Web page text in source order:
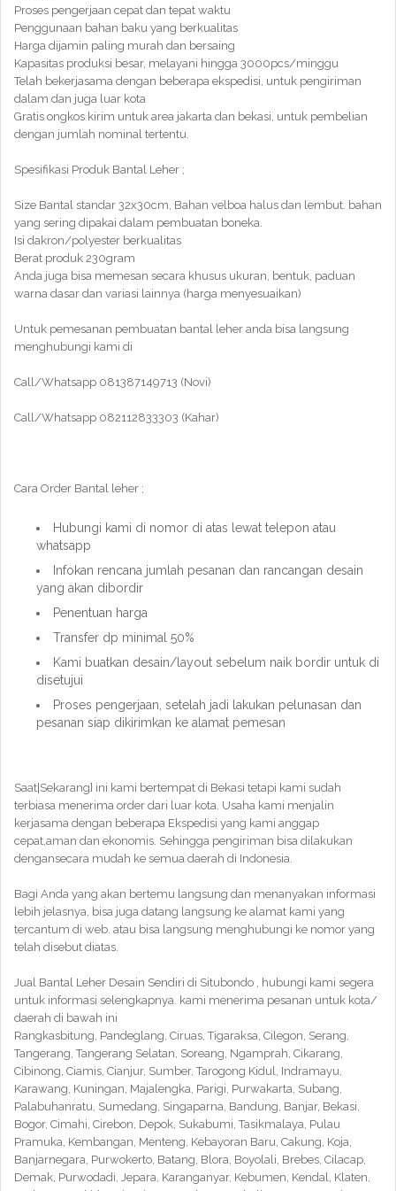
Proses pengerjaan cepat dan tepat waktu
Penggunaan bahan baku yang berkualitas
Harga dijamin paling murah dan bersaing
Kapasitas produksi besar, melayani hingga 3000pcs/minggu
Telah bekerjasama dengan beberapa ekspedisi, untuk pengiriman
dalam dan juga luar kota
Gratis ongkos kirim untuk area jakarta dan bekasi, untuk pembelian
dengan jumlah nominal tertentu.
Spesifikasi Produk Bantal Leher ;
Size Bantal standar 32x30cm, Bahan velboa halus dan lembut. bahan
yang sering dipakai dalam pembuatan boneka.
Isi dakron/polyester berkualitas
Berat produk 230gram
Anda juga bisa memesan secara khusus ukuran, bentuk, paduan
warna dasar dan variasi lainnya (harga menyesuaikan)
Untuk pemesanan pembuatan bantal leher anda bisa langsung
menghubungi kami di
Call/Whatsapp 081387149713 (Novi)
Call/Whatsapp 082112833303 (Kahar)
Cara Order Bantal leher ;
Hubungi kami di nomor di atas lewat telepon atau
whatsapp
Infokan rencana jumlah pesanan dan rancangan desain
yang akan dibordir
Penentuan harga
Transfer dp minimal 50%
Kami buatkan desain/layout sebelum naik bordir untuk di
disetujui
Proses pengerjaan, setelah jadi lakukan pelunasan dan
pesanan siap dikirimkan ke alamat pemesan
Saat|Sekarang} ini kami bertempat di Bekasi tetapi kami sudah
terbiasa menerima order dari luar kota. Usaha kami menjalin
kerjasama dengan beberapa Ekspedisi yang kami anggap
cepat,aman dan ekonomis. Sehingga pengiriman bisa dilakukan
dengansecara mudah ke semua daerah di Indonesia.
Bagi Anda yang akan bertemu langsung dan menanyakan informasi
lebih jelasnya, bisa juga datang langsung ke alamat kami yang
tercantum di web. atau bisa langsung menghubungi ke nomor yang
telah disebut diatas.
Jual Bantal Leher Desain Sendiri di Situbondo , hubungi kami segera
untuk informasi selengkapnya. kami menerima pesanan untuk kota/
daerah di bawah ini
Rangkasbitung, Pandeglang, Ciruas, Tigaraksa, Cilegon, Serang,
Tangerang, Tangerang Selatan, Soreang, Ngamprah, Cikarang,
Cibinong, Ciamis, Cianjur, Sumber, Tarogong Kidul, Indramayu,
Karawang, Kuningan, Majalengka, Parigi, Purwakarta, Subang,
Palabuhanratu, Sumedang, Singaparna, Bandung, Banjar, Bekasi,
Bogor, Cimahi, Cirebon, Depok, Sukabumi, Tasikmalaya, Pulau
Pramuka, Kembangan, Menteng, Kebayoran Baru, Cakung, Koja,
Banjarnegara, Purwokerto, Batang, Blora, Boyolali, Brebes, Cilacap,
Demak, Purwodadi, Jepara, Karanganyar, Kebumen, Kendal, Klaten,